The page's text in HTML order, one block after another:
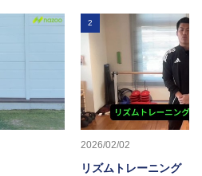
2
2026/02/02
リズムトレーニング